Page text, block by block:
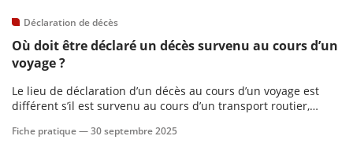
Déclaration de décès
Où doit être déclaré un décès survenu au cours d’un
voyage ?
Le lieu de déclaration d’un décès au cours d’un voyage est
différent s’il est survenu au cours d’un transport routier,
Fiche pratique —30 septembre 2025